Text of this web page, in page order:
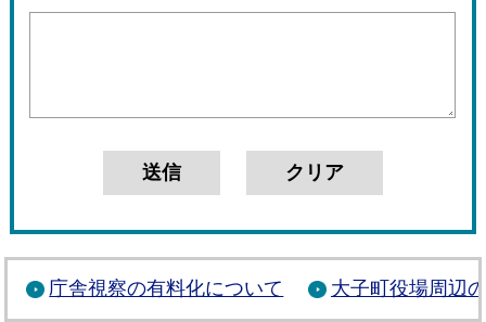
庁舎視察の有料化について 大子町役場周辺